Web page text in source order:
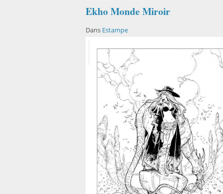
Ekho Monde Miroir
Dans Estampe